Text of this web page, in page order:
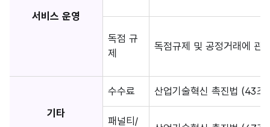
서비스 운영
독점 규
제
독점규제 및 공정거래에 관
기타
수수료 산업기술혁신 촉진법 (43조)
패널티/